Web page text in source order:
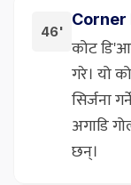
46'
Corner
कोट
गरे। यो
सिर्जना
अगाडि
छन्।